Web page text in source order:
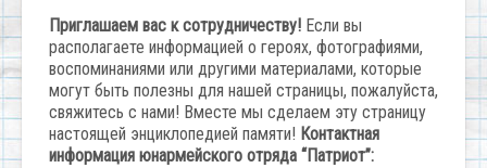
Приглашаем вас к сотрудничеству! Если вы
располагаете информацией о героях, фотографиями,
воспоминаниями или другими материалами, которые
могут быть полезны для нашей страницы, пожалуйста,
свяжитесь с нами! Вместе мы сделаем эту страницу
настоящей энциклопедией памяти! Контактная
информация юнармейского отряда “Патриот”: